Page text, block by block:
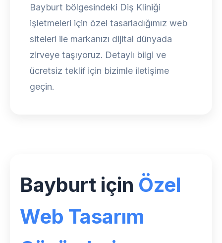
Bayburt bölgesindeki Diş Kliniği
işletmeleri için özel tasarladığımız web
siteleri ile markanızı dijital dünyada
zirveye taşıyoruz. Detaylı bilgi ve
ücretsiz teklif için bizimle iletişime
geçin.
Bayburt için Özel
Web Tasarım